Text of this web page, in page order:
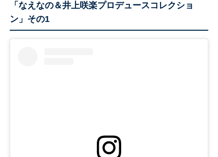
「なえなの＆井上咲楽プロデュースコレクショ
ン」その1